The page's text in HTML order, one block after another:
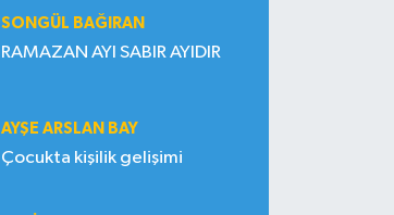
SONGÜL BAĞIRAN
RAMAZAN AYI SABIR AYIDIR
AYŞE ARSLAN BAY
Çocukta kişilik gelişimi